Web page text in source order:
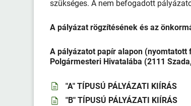
szükséges. A nem befogadott
A pályázat rögzítésének és az
A pályázatot papír alapon
Polgármesteri Hivatalába (2111
"A" TÍPUSÚ PÁLYÁZATI KIÍRÁS
"B" TÍPUSÚ PÁLYÁZATI KIÍRÁS